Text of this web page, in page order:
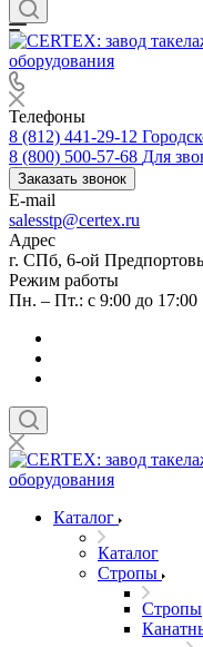
Телефоны
8 (812) 441-29-12
8 (800) 500-57-68 Для
Заказать звонок
E-mail
salesstp@certex.ru
Адрес
г. СПб, 6-ой
Режим работы
Пн. – Пт.: с 9:00 до 17:00
Каталог
Каталог
Стропы
Стропы